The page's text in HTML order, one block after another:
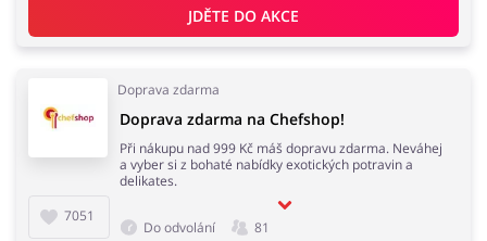
JDĚTE DO AKCE
Doprava zdarma
7051
Doprava zdarma na Chefshop!
Při nákupu nad 999 Kč máš dopravu zdarma. Neváhej
a vyber si z bohaté nabídky exotických potravin a
delikates.
Do odvolání 81